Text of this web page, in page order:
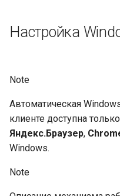
Настройка
Note
Автоматическая
клиенте доступна
Яндекс.Браузер,
Windows.
Note